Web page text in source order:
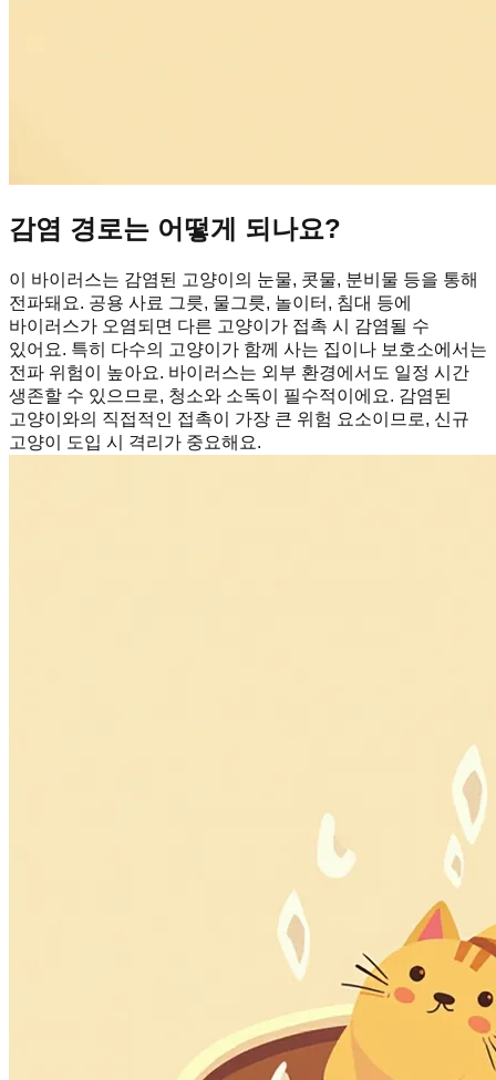
감염 경로는 어떻게 되나요?
이 바이러스는 감염된 고양이의 눈물, 콧물, 분비물 등을 통해
전파돼요. 공용 사료 그릇, 물그릇, 놀이터, 침대 등에
바이러스가 오염되면 다른 고양이가 접촉 시 감염될 수
있어요. 특히 다수의 고양이가 함께 사는 집이나 보호소에서는
전파 위험이 높아요. 바이러스는 외부 환경에서도 일정 시간
생존할 수 있으므로, 청소와 소독이 필수적이에요. 감염된
고양이와의 직접적인 접촉이 가장 큰 위험 요소이므로, 신규
고양이 도입 시 격리가 중요해요.